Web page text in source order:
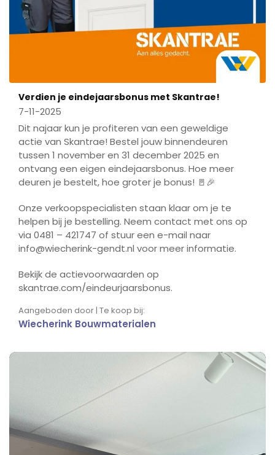
Verdien je eindejaarsbonus met Skantrae!
7-11-2025
Dit najaar kun je profiteren van een geweldige
actie van Skantrae! Bestel jouw binnendeuren
tussen 1 november en 31 december 2025 en
ontvang een eigen eindejaarsbonus. Hoe meer
deuren je bestelt, hoe groter je bonus! 🚪🎉
Onze verkoopspecialisten staan klaar om je te
helpen bij je bestelling. Neem contact met ons op
via 0481 – 421747 of stuur een e-mail naar
info@wiecherink-gendt.nl voor meer informatie.
Bekijk de actievoorwaarden op
skantrae.com/eindeurjaarsbonus.
Aangeboden door | Te koop bij:
Wiecherink Bouwmaterialen